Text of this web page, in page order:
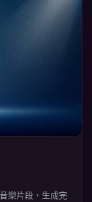
樂片段，生成完